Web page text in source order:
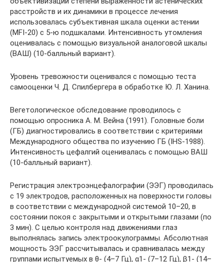
расстройств и их динамики в процессе лечения
использовалась субъективная шкала оценки астении
(MFI-20) c 5-ю подшкалами. Интенсивность утомления
оценивалась с помощью визуальной аналоговой шкалы
(ВАШ) (10-балльный вариант).
Уровень тревожности оценивался с помощью теста
самооценки Ч. Д. Спилбергера в обработке Ю. Л. Ханина.
Вегетологическое обследование проводилось с
помощью опросника А. М. Вейна (1991). Головные боли
(ГБ) диагностировались в соответствии с критериями
Международного общества по изучению ГБ (IHS-1988).
Интенсивность цефалгий оценивалась с помощью ВАШ
(10-балльный вариант).
Регистрация электроэнцефалографии (ЭЭГ) проводилась
с 19 электродов, расположенных на поверхности головы
в соответствии с международной системой 10–20, в
состоянии покоя с закрытыми и открытыми глазами (по
3 мин). С целью контроля над движениями глаз
выполнялась запись электроокулограммы. Абсолютная
мощность ЭЭГ рассчитывалась и сравнивалась между
группами испытуемых в θ- (4–7 Гц), α1- (7–12 Гц), β1- (14–